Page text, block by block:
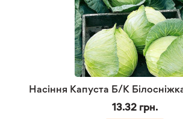
Насіння Капуста Б/К
13.32 грн.